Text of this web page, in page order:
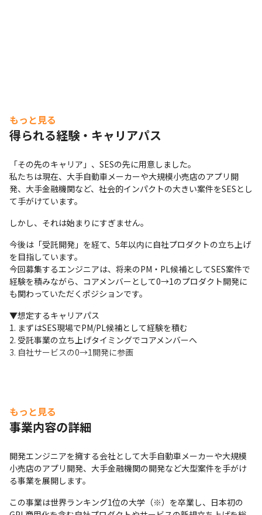
もっと見る
得られる経験・キャリアパス
「その先のキャリア」、SESの先に用意しました。
私たちは現在、大手自動車メーカーや大規模小売店のアプリ開
発、大手金融機関など、社会的インパクトの大きい案件をSESとし
て手がけています。
しかし、それは始まりにすぎません。
今後は「受託開発」を経て、5年以内に自社プロダクトの立ち上げ
を目指しています。
今回募集するエンジニアは、将来のPM・PL候補としてSES案件で
経験を積みながら、コアメンバーとして0→1のプロダクト開発に
も関わっていただくポジションです。
▼想定するキャリアパス
1. まずはSES現場でPM/PL候補として経験を積む
2. 受託事業の立ち上げタイミングでコアメンバーへ
3. 自社サービスの0→1開発に参画
もっと見る
事業内容の詳細
開発エンジニアを擁する会社として大手自動車メーカーや大規模
小売店のアプリ開発、大手金融機関の開発など大型案件を手がけ
る事業を展開します。
この事業は世界ランキング1位の大学（※）を卒業し、日本初の